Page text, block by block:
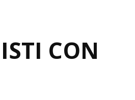
CON